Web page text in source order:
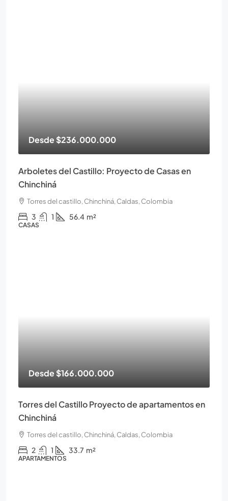
Desde$236.000.000
Arboletes del Castillo: Proyecto de Casas en
Chinchiná
Torres del castillo, Chinchiná, Caldas, Colombia
3 1 56.4 m²
CASAS
Desde$166.000.000
Torres del Castillo Proyecto de apartamentos en
Chinchiná
Torres del castillo, Chinchiná, Caldas, Colombia
2 1 33.7 m²
APARTAMENTOS